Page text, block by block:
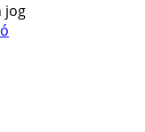
jog